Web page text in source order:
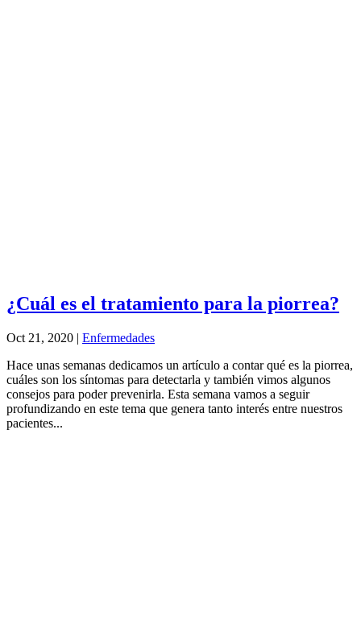
¿Cuál es el tratamiento para la piorrea?
Oct 21, 2020 | Enfermedades
Hace unas semanas dedicamos un artículo a contar qué es la piorrea,
cuáles son los síntomas para detectarla y también vimos algunos
consejos para poder prevenirla. Esta semana vamos a seguir
profundizando en este tema que genera tanto interés entre nuestros
pacientes...